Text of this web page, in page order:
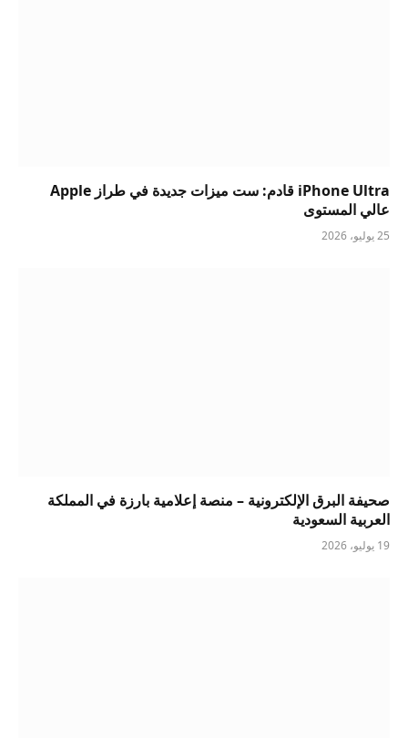
iPhone Ultra قادم: ست ميزات جديدة في طراز Apple
عالي المستوى
25 يوليو، 2026
صحيفة البرق الإلكترونية – منصة إعلامية بارزة في المملكة
العربية السعودية
19 يوليو، 2026